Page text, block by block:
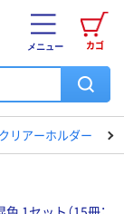
カゴ
メニュー
クリアーホルダー